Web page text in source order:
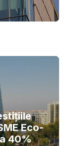
Eco-
40%